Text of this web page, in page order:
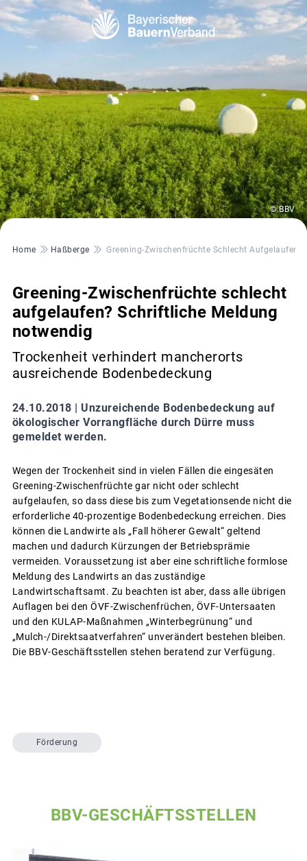
© BBV
Pfadnavigation
Home Haßberge Greening-Zwischenfrüchte Schlecht
Greening-Zwischenfrüchte schlecht
aufgelaufen? Schriftliche Meldung
notwendig
Trockenheit verhindert mancherorts
ausreichende Bodenbedeckung
24.10.2018 | Unzureichende Bodenbedeckung auf
ökologischer Vorrangfläche durch Dürre muss
gemeldet werden.
Wegen der Trockenheit sind in vielen Fällen die eingesäten
Greening-Zwischenfrüchte gar nicht oder schlecht
aufgelaufen, so dass diese bis zum Vegetationsende nicht die
erforderliche 40-prozentige Bodenbedeckung erreichen. Dies
können die Landwirte als „Fall höherer Gewalt“ geltend
machen und dadurch Kürzungen der Betriebsprämie
vermeiden. Voraussetzung ist aber eine schriftliche formlose
Meldung des Landwirts an das zuständige
Landwirtschaftsamt. Zu beachten ist aber, dass alle übrigen
Auflagen bei den ÖVF-Zwischenfrüchen, ÖVF-Untersaaten
und den KULAP-Maßnahmen „Winterbegrünung“ und
„Mulch-/Direktsaatverfahren“ unverändert bestehen bleiben.
Die BBV-Geschäftsstellen stehen beratend zur Verfügung.
Förderung
BBV-GESCHÄFTSSTELLEN